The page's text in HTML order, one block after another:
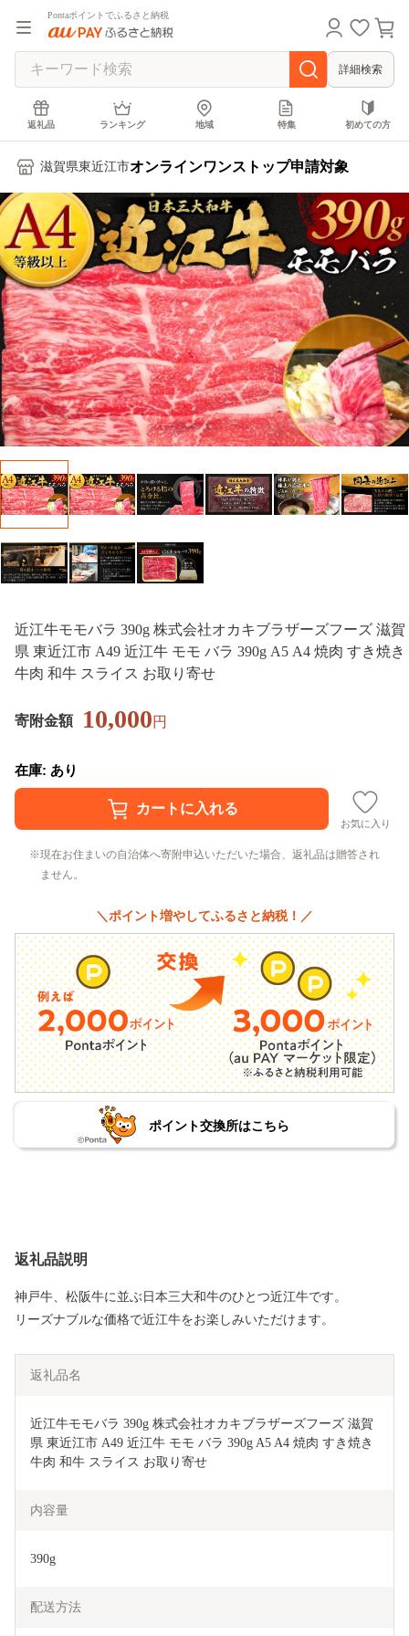
Pontaポイントでふるさと納税
詳細検索
返礼品 ランキング 地域 特集 初めての方
滋賀県東近江市オンラインワンストップ申請対象
近江牛モモバラ 390g 株式会社オカキブラザーズフーズ 滋賀
県 東近江市 A49 近江牛 モモ バラ 390g A5 A4 焼肉 すき焼き
牛肉 和牛 スライス お取り寄せ
寄附金額 10,000円
在庫: あり
お気に入り
現在お住まいの自治体へ寄附申込いただいた場合、返礼品は贈答され
ません。
＼ポイント増やしてふるさと納税！／
ポイント交換所はこちら
返礼品説明
神戸牛、松阪牛に並ぶ日本三大和牛のひとつ近江牛です。
リーズナブルな価格で近江牛をお楽しみいただけます。
返礼品名
近江牛モモバラ 390g 株式会社オカキブラザーズフーズ 滋賀
県 東近江市 A49 近江牛 モモ バラ 390g A5 A4 焼肉 すき焼き
牛肉 和牛 スライス お取り寄せ
内容量
390g
配送方法